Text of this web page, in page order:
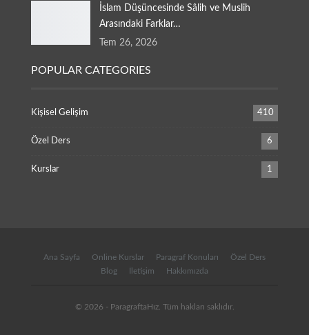
İslam Düşüncesinde Sâlih ve Muslih
Arasındaki Farklar…
Tem 26, 2026
POPULAR CATEGORIES
Kişisel Gelişim 410
Özel Ders 6
Kurslar 1
Ana Sayfa Online Kurslar Paragraf Konuları
Özel Ders
Blog
İletişim Hakkımızda
© 2026 - ParagraftaHız. Tüm hakları saklıdır.